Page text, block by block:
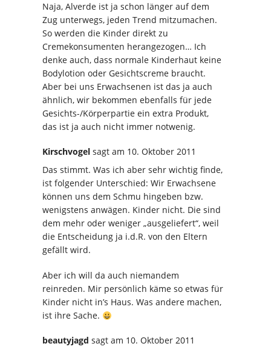
Naja, Alverde ist ja schon länger auf dem
Zug unterwegs, jeden Trend mitzumachen.
So werden die Kinder direkt zu
Cremekonsumenten herangezogen… Ich
denke auch, dass normale Kinderhaut keine
Bodylotion oder Gesichtscreme braucht.
Aber bei uns Erwachsenen ist das ja auch
ähnlich, wir bekommen ebenfalls für jede
Gesichts-/Körperpartie ein extra Produkt,
das ist ja auch nicht immer notwenig.
Kirschvogel sagt am 10. Oktober 2011
Das stimmt. Was ich aber sehr wichtig finde,
ist folgender Unterschied: Wir Erwachsene
können uns dem Schmu hingeben bzw.
wenigstens anwägen. Kinder nicht. Die sind
dem mehr oder weniger „ausgeliefert“, weil
die Entscheidung ja i.d.R. von den Eltern
gefällt wird.
Aber ich will da auch niemandem
reinreden. Mir persönlich käme so etwas für
Kinder nicht in’s Haus. Was andere machen,
ist ihre Sache.
beautyjagd sagt am 10. Oktober 2011